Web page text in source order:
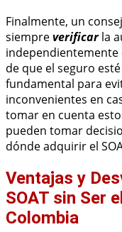
Finalmente, un
siempreverificarla
independientemente
de que el seguro
fundamental para
inconvenientes en
tomar en cuenta
pueden tomar
dónde adquirir el
Ventajas y
SOAT sin Ser
Colombia